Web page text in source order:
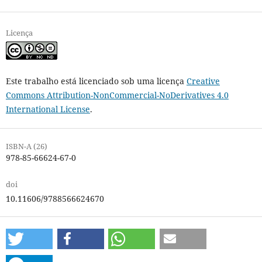
Licença
Este trabalho está licenciado sob uma licença Creative
Commons Attribution-NonCommercial-NoDerivatives 4.0
International License.
ISBN-A (26)
978-85-66624-67-0
doi
10.11606/9788566624670